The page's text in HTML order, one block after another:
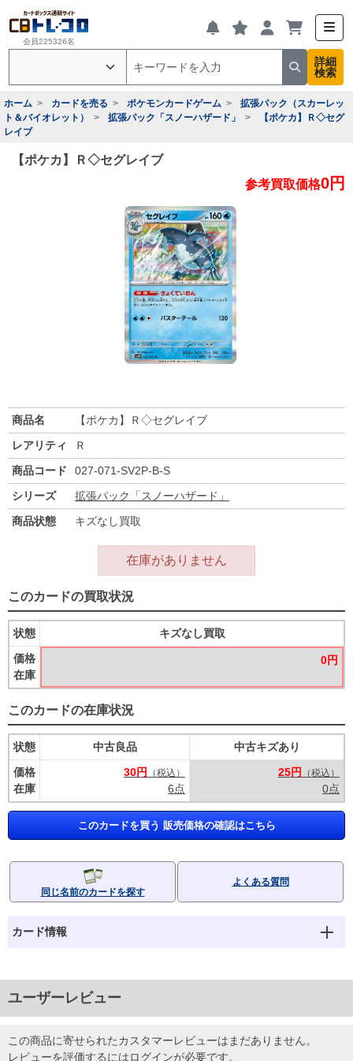
会員225326名
詳細
検索
ホーム カードを売る ポケモンカードゲーム
拡張パック（スカーレッ
ト＆バイオレット）
拡張パック「スノーハザード」
【ポケカ】Ｒ◇セグ
レイブ
【ポケカ】Ｒ◇セグレイブ
参考買取価格0円
商品名
【ポケカ】Ｒ◇セグレイブ
レアリティ
Ｒ
商品コード
027-071-SV2P-B-S
シリーズ
拡張パック「スノーハザード」
商品状態
キズなし買取
在庫がありません
このカードの買取状況
状態
価格
在庫
キズなし買取
0円
このカードの在庫状況
状態
価格
在庫
中古良品
30円
（税込）
6点
中古キズあり
25円
（税込）
0点
このカードを買う 販売価格の確認はこちら
同じ名前のカードを探す
よくある質問
カード情報
ユーザーレビュー
この商品に寄せられたカスタマーレビューはまだありません。
レビューを評価するにはログインが必要です。